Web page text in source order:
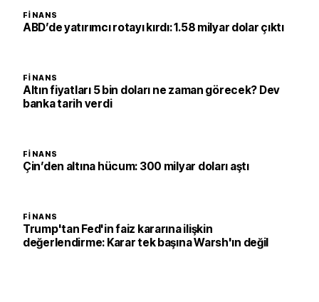
FINANS
ABD’de yatırımcı rotayı kırdı: 1.58 milyar dolar çıktı
FINANS
Altın fiyatları 5 bin doları ne zaman görecek? Dev
banka tarih verdi
FINANS
Çin’den altına hücum: 300 milyar doları aştı
FINANS
Trump'tan Fed'in faiz kararına ilişkin
değerlendirme: Karar tek başına Warsh'ın değil